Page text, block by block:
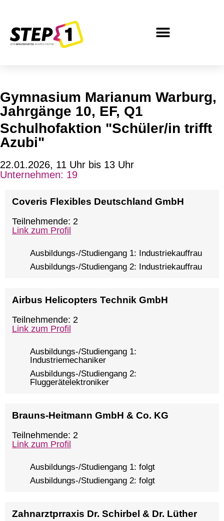
Gymnasium Marianum Warburg,
Jahrgänge 10, EF, Q1
Schulhofaktion "Schüler/in trifft
Azubi"
22.01.2026, 11 Uhr bis 13 Uhr
Unternehmen: 19
Coveris Flexibles Deutschland GmbH
Teilnehmende: 2
Link zum Profil
Ausbildungs-/Studiengang 1: Industriekauffrau
Ausbildungs-/Studiengang 2: Industriekauffrau
Airbus Helicopters Technik GmbH
Teilnehmende: 2
Link zum Profil
Ausbildungs-/Studiengang 1:
Industriemechaniker
Ausbildungs-/Studiengang 2:
Fluggerätelektroniker
Brauns-Heitmann GmbH & Co. KG
Teilnehmende: 2
Link zum Profil
Ausbildungs-/Studiengang 1: folgt
Ausbildungs-/Studiengang 2: folgt
Zahnarztprraxis Dr. Schirbel & Dr. Lüther